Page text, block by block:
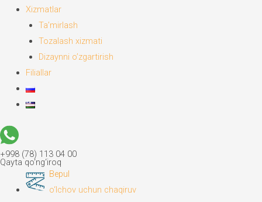
Xizmatlar
Ta’mirlash
Tozalash xizmati
Dizaynni o’zgartirish
Filiallar
+998 (78) 113 04 00
Qayta qo‘ng‘iroq
Bepul
o‘lchov uchun chaqiruv